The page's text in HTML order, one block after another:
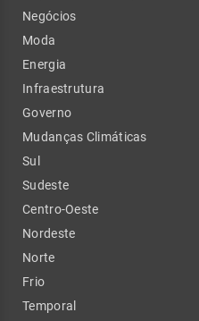
Negócios
Moda
Energia
Infraestrutura
Governo
Mudanças Climáticas
Sul
Sudeste
Centro-Oeste
Nordeste
Norte
Frio
Temporal